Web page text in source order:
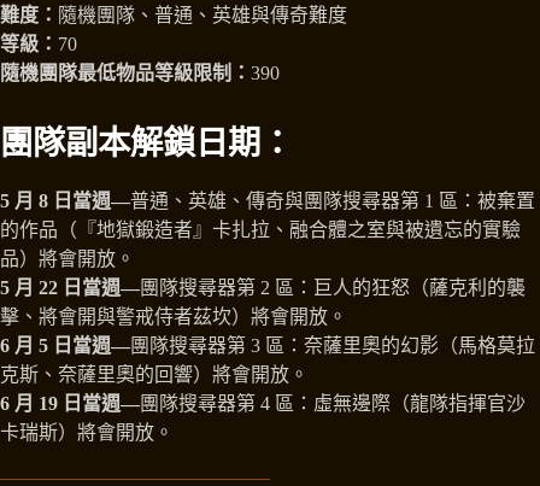
難度： 隨機團隊、普通、英雄與傳奇難度
等級： 70
隨機團隊最低物品等級限制： 390
團隊副本解鎖日期：
5 月 8 日當週—普通、英雄、傳奇與團隊搜尋器第 1 區：被棄置
的作品（『地獄鍛造者』卡扎拉、融合體之室與被遺忘的實驗
品）將會開放。
5 月 22 日當週—團隊搜尋器第 2 區：巨人的狂怒（薩克利的襲
擊、將會開與警戒侍者茲坎）將會開放。
6 月 5 日當週—團隊搜尋器第 3 區：奈薩里奧的幻影（馬格莫拉
克斯、奈薩里奧的回響）將會開放。
6 月 19 日當週—團隊搜尋器第 4 區：虛無邊際（龍隊指揮官沙
卡瑞斯）將會開放。